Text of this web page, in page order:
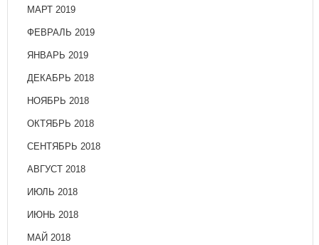
МАРТ 2019
ФЕВРАЛЬ 2019
ЯНВАРЬ 2019
ДЕКАБРЬ 2018
НОЯБРЬ 2018
ОКТЯБРЬ 2018
СЕНТЯБРЬ 2018
АВГУСТ 2018
ИЮЛЬ 2018
ИЮНЬ 2018
МАЙ 2018